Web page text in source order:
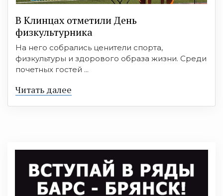
В Клинцах отметили День
физкультурника
На него собрались ценители спорта,
физкультуры и здорового образа жизни. Среди
почетных гостей ...
Читать далее